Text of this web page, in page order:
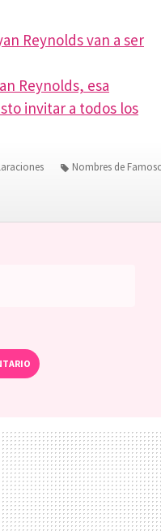
Reynolds van a ser
Reynolds, esa
invitar a todos los
Nombres de